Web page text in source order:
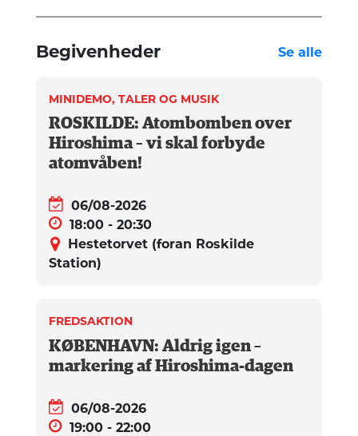
Begivenheder Se alle
MINIDEMO, TALER OG MUSIK
ROSKILDE: Atombomben over
Hiroshima – vi skal forbyde
atomvåben!
06/08-2026
18:00 - 20:30
Hestetorvet (foran Roskilde
Station)
FREDSAKTION
KØBENHAVN: Aldrig igen –
markering af Hiroshima-dagen
06/08-2026
19:00 - 22:00